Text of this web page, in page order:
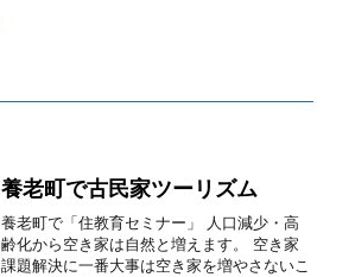
養老町で古民家ツーリズム
養老町で「住教育セミナー」 人口減少・高
齢化から空き家は自然と増えます。 空き家
課題解決に一番大事は空き家を増やさないこ